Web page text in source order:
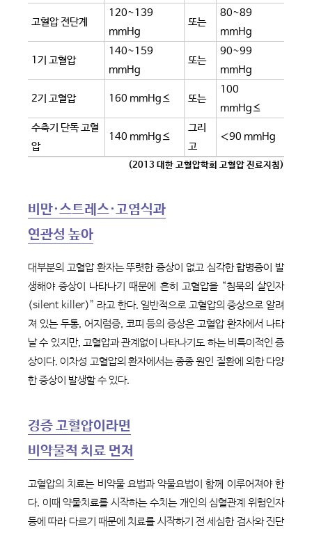
고혈압 전단계
120~139
mmHg
또는
80~89
mmHg
1기 고혈압
140~159
mmHg
또는
90~99
mmHg
2기 고혈압 160 mmHg≤ 또는
100
mmHg≤
수축기 단독 고혈
압
140 mmHg≤
그리
고
＜90 mmHg
(2013 대한 고혈압학회 고혈압 진료지침)
비만·스트레스·고염식과
연관성 높아
대부분의 고혈압 환자는 뚜렷한 증상이 없고 심각한 합병증이 발
생해야 증상이 나타나기 때문에 흔히 고혈압을 “침묵의 살인자
(silent killer)” 라고 한다. 일반적으로 고혈압의 증상으로 알려
져 있는 두통, 어지럼증, 코피 등의 증상은 고혈압 환자에서 나타
날 수 있지만, 고혈압과 관계없이 나타나기도 하는 비특이적인 증
상이다. 이차성 고혈압의 환자에서는 종종 원인 질환에 의한 다양
한 증상이 발생할 수 있다.
경증 고혈압이라면
비약물적 치료 먼저
고혈압의 치료는 비약물 요법과 약물요법이 함께 이루어져야 한
다. 이때 약물치료를 시작하는 수치는 개인의 심혈관계 위험인자
등에 따라 다르기 때문에 치료를 시작하기 전 세심한 검사와 진단